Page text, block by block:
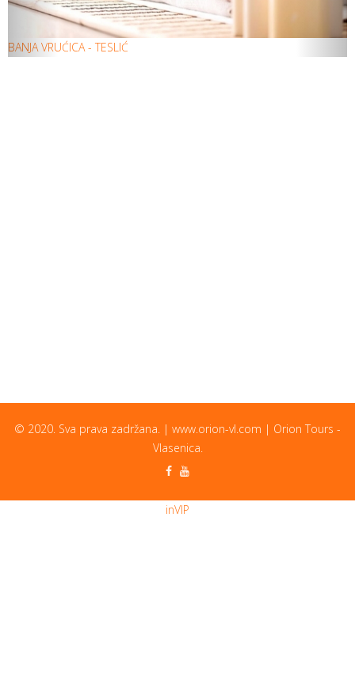
BANJA VRUĆICA - TESLIĆ
© 2020. Sva prava zadržana. | www.orion-vl.com | Orion Tours -
Vlasenica.
inVIP